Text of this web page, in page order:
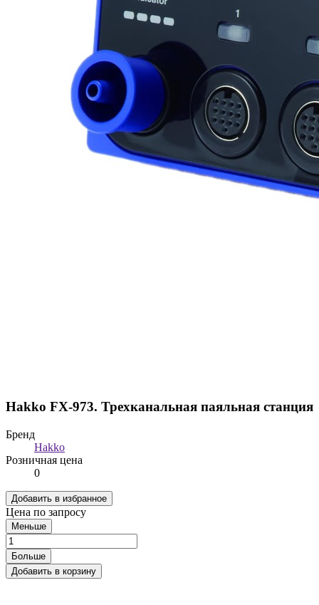
Hakko FX-973. Трехканальная паяльная станция
Бренд
Hakko
Розничная цена
0
Добавить в избранное
Цена по запросу
Меньше
Больше
Добавить в корзину